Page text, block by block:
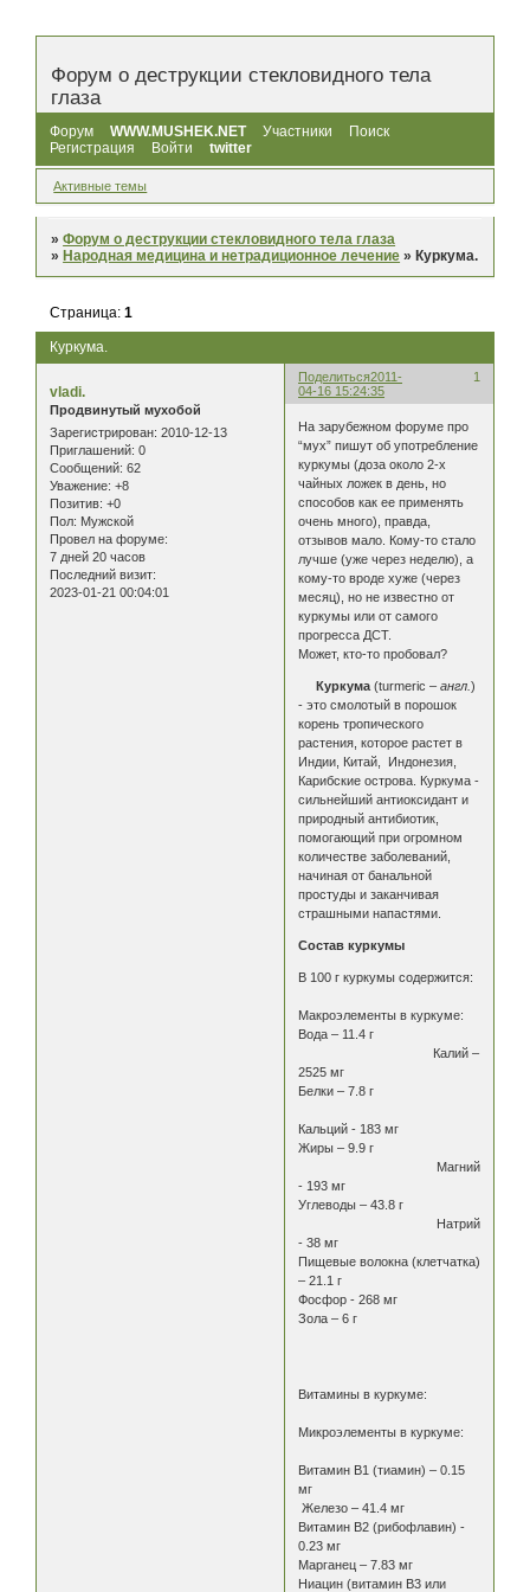
Форум о деструкции стекловидного тела
глаза
Форум WWW.MUSHEK.NET Участники
Поиск
Регистрация
Войти twitter
Активные темы
»Форум о деструкции стекловидного тела глаза
»Народная медицина и нетрадиционное лечение »Куркума.
Куркума.
Страница:1
Поделиться 1
2011-
04-16 15:24:35
vladi.
Продвинутый мухобой
Зарегистрирован: 2010-12-13
Приглашений: 0
Сообщений: 62
Уважение: +8
Позитив: +0
Пол: Мужской
Провел на форуме:
7 дней 20 часов
Последний визит:
2023-01-21 00:04:01
На зарубежном форуме про
“мух” пишут об употребление
куркумы (доза около 2-х
чайных ложек в день, но
способов как ее применять
очень много), правда,
отзывов мало. Кому-то стало
лучше (уже через неделю), а
кому-то вроде хуже (через
месяц), но не известно от
куркумы или от самого
прогресса ДСТ.
Может, кто-то пробовал?
Куркума (turmeric –англ.)
- это смолотый в порошок
корень тропического
растения, которое растет в
Индии, Китай, Индонезия,
Карибские острова. Куркума -
сильнейший антиоксидант и
природный антибиотик,
помогающий при огромном
количестве заболеваний,
начиная от банальной
простуды и заканчивая
страшными напастями.
Состав куркумы
В 100 г куркумы содержится:
Макроэлементы в куркуме:
Вода – 11.4 г
Калий –
2525 мг
Белки – 7.8 г
Кальций - 183 мг
Жиры – 9.9 г
Магний
- 193 мг
Углеводы – 43.8 г
Натрий
- 38 мг
Пищевые волокна (клетчатка)
– 21.1 г
Фосфор - 268 мг
Зола – 6 г
Витамины в куркуме:
Микроэлементы в куркуме:
Витамин В1 (тиамин) – 0.15
мг
Железо – 41.4 мг
Витамин В2 (рибофлавин) -
0.23 мг
Марганец – 7.83 мг
Ниацин (витамин В3 или